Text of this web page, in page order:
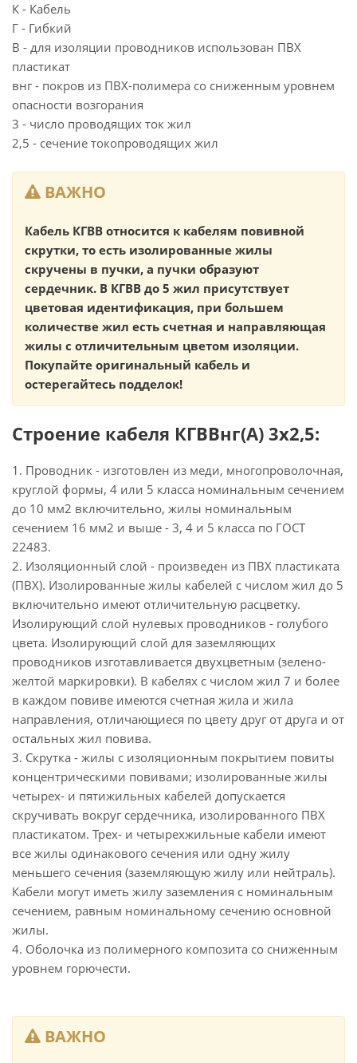
К - Кабель
Г - Гибкий
В - для изоляции проводников использован ПВХ
пластикат
внг - покров из ПВХ-полимера со сниженным уровнем
опасности возгорания
3 - число проводящих ток жил
2,5 - сечение токопроводящих жил
ВАЖНО
Кабель КГВВ относится к кабелям повивной
скрутки, то есть изолированные жилы
скручены в пучки, а пучки образуют
сердечник. В КГВВ до 5 жил присутствует
цветовая идентификация, при большем
количестве жил есть счетная и направляющая
жилы с отличительным цветом изоляции.
Покупайте оригинальный кабель и
остерегайтесь подделок!
Строение кабеля КГВВнг(А) 3х2,5:
1. Проводник - изготовлен из меди, многопроволочная,
круглой формы, 4 или 5 класса номинальным сечением
до 10 мм2 включительно, жилы номинальным
сечением 16 мм2 и выше - 3, 4 и 5 класса по ГОСТ
22483.
2. Изоляционный слой - произведен из ПВХ пластиката
(ПВХ). Изолированные жилы кабелей с числом жил до 5
включительно имеют отличительную расцветку.
Изолирующий слой нулевых проводников - голубого
цвета. Изолирующий слой для заземляющих
проводников изготавливается двухцветным (зелено-
желтой маркировки). В кабелях с числом жил 7 и более
в каждом повиве имеются счетная жила и жила
направления, отличающиеся по цвету друг от друга и от
остальных жил повива.
3. Скрутка - жилы с изоляционным покрытием повиты
концентрическими повивами; изолированные жилы
четырех- и пятижильных кабелей допускается
скручивать вокруг сердечника, изолированного ПВХ
пластикатом. Трех- и четырехжильные кабели имеют
все жилы одинакового сечения или одну жилу
меньшего сечения (заземляющую жилу или нейтраль).
Кабели могут иметь жилу заземления с номинальным
сечением, равным номинальному сечению основной
жилы.
4. Оболочка из полимерного композита со сниженным
уровнем горючести.
ВАЖНО